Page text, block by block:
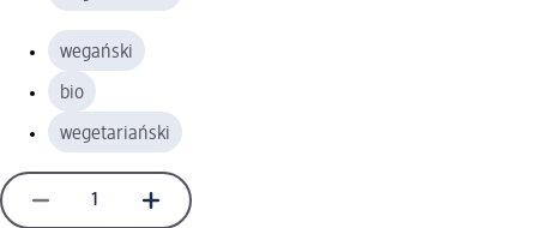
wegański
bio
wegetariański